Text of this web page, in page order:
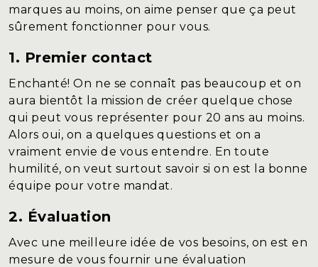
marques au moins, on aime penser que ça peut
sûrement fonctionner pour vous.
1. Premier contact
Enchanté! On ne se connaît pas beaucoup et on
aura bientôt la mission de créer quelque chose
qui peut vous représenter pour 20 ans au moins.
Alors oui, on a quelques questions et on a
vraiment envie de vous entendre. En toute
humilité, on veut surtout savoir si on est la bonne
équipe pour votre mandat.
2. Évaluation
Avec une meilleure idée de vos besoins, on est en
mesure de vous fournir une évaluation